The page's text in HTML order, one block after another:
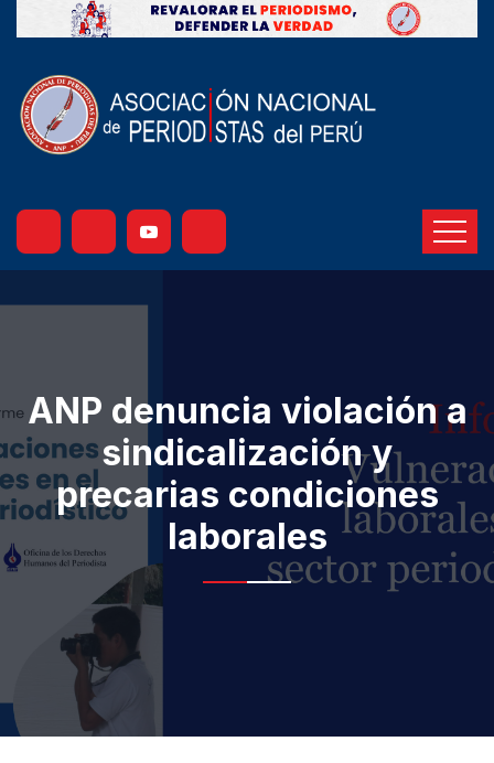
ANP denuncia violación a
sindicalización y
precarias condiciones
laborales